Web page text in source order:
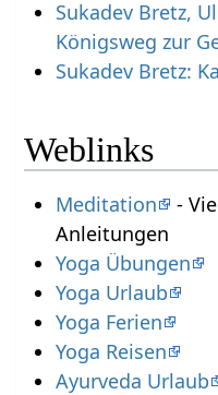
Sukadev Bretz,
Königsweg zur
Sukadev Bretz:
Weblinks
Meditation
-
Anleitungen
Yoga Übungen
Yoga Urlaub
Yoga Ferien
Yoga Reisen
Ayurveda Urlaub